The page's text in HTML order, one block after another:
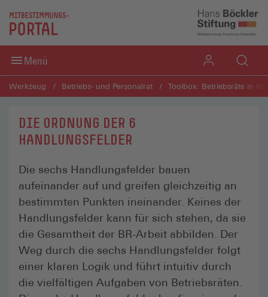
Direkt zum Inhaltsbereich
Direkt zum Fußbereich
Menü
Werkzeug Betriebs- und Personalrat Toolbox: Betriebsräte in
DIE ORDNUNG DER 6
HANDLUNGSFELDER
Die sechs Handlungsfelder bauen
aufeinander auf und greifen gleichzeitig an
bestimmten Punkten ineinander. Keines der
Handlungsfelder kann für sich stehen, da sie
die Gesamtheit der BR-Arbeit abbilden. Der
Weg durch die sechs Handlungsfelder folgt
einer klaren Logik und führt intuitiv durch
die vielfältigen Aufgaben von Betriebsräten.